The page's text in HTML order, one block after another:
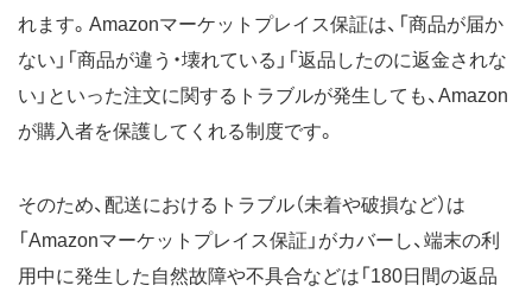
れます。Amazonマーケットプレイス保証は、「商品が届か
ない」「商品が違う・壊れている」「返品したのに返金されな
い」といった注文に関するトラブルが発生しても、Amazon
が購入者を保護してくれる制度です。
そのため、配送におけるトラブル（未着や破損など）は
「Amazonマーケットプレイス保証」がカバーし、端末の利
用中に発生した自然故障や不具合などは「180日間の返品